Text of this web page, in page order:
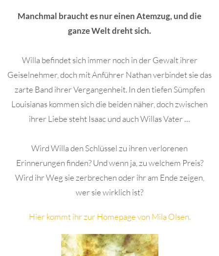
Manchmal braucht es nur einen Atemzug, und die
ganze Welt dreht sich.
Willa befindet sich immer noch in der Gewalt ihrer
Geiselnehmer, doch mit Anführer Nathan verbindet sie das
zarte Band ihrer Vergangenheit. In den tiefen Sümpfen
Louisianas kommen sich die beiden näher, doch zwischen
ihrer Liebe steht Isaac und auch Willas Vater …
Wird Willa den Schlüssel zu ihren verlorenen
Erinnerungen finden? Und wenn ja, zu welchem Preis?
Wird ihr Weg sie zerbrechen oder ihr am Ende zeigen,
wer sie wirklich ist?
Hier kommt ihr zur Homepage von Mila Olsen.